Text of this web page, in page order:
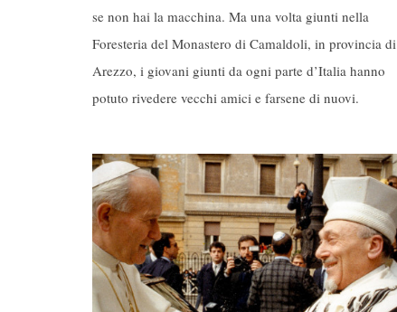
se non hai la macchina. Ma una volta giunti nella
Foresteria del Monastero di Camaldoli, in provincia di
Arezzo, i giovani giunti da ogni parte d’Italia hanno
potuto rivedere vecchi amici e farsene di nuovi.